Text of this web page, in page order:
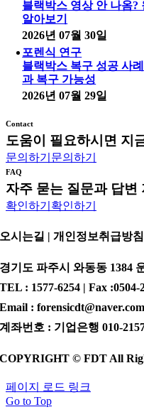
블랙박스 영상 안 나옴?
알아보기
2026년 07월 30일
포렌식 연구
블랙박스 복구 성공 사
과 복구 가능성
2026년 07월 29일
Contact
도움이 필요하시면 지
문의하기 문의하기
FAQ
자주 묻는 질문과 답변
확인하기 확인하기
오시는길 | 개인정보취급방
경기도 파주시 와동동 1384
TEL : 1577-6254 | Fax :0504-
Email :
계좌번호 : 기업은행 010-
COPYRIGHT © FDT All
페이지 로드 링크
Go to Top